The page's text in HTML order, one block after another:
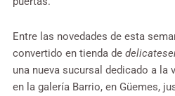
Entre las novedades de esta
convertido en tienda de
una nueva sucursal dedicado a la
en la galería Barrio, en Güemes,